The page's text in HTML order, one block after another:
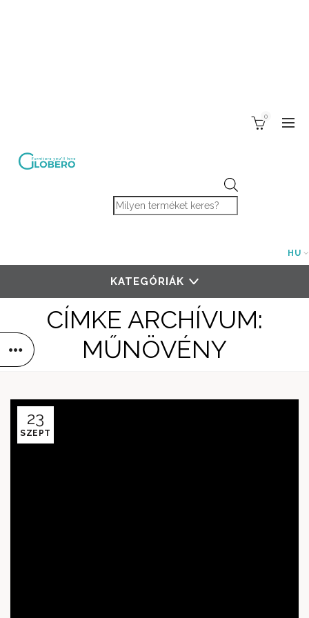
Products search
0
HU
KATEGÓRIÁK
CÍMKE ARCHÍVUM:
MŰNÖVÉNY
23
SZEPT